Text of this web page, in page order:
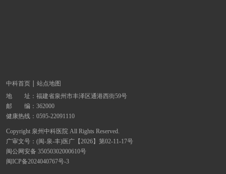
中科首页
站点地图
地 址： 福建省泉州市丰泽区通港西街59号
邮 编：362000
健康热线： 0595-22091110
Copyright 泉州中科医院 All Rights Reserved.
广审文号：(闽-泉-丰)医广【2026】第02-11-17号
闽公网安备 35050302000610号
闽ICP备2024040767号-3